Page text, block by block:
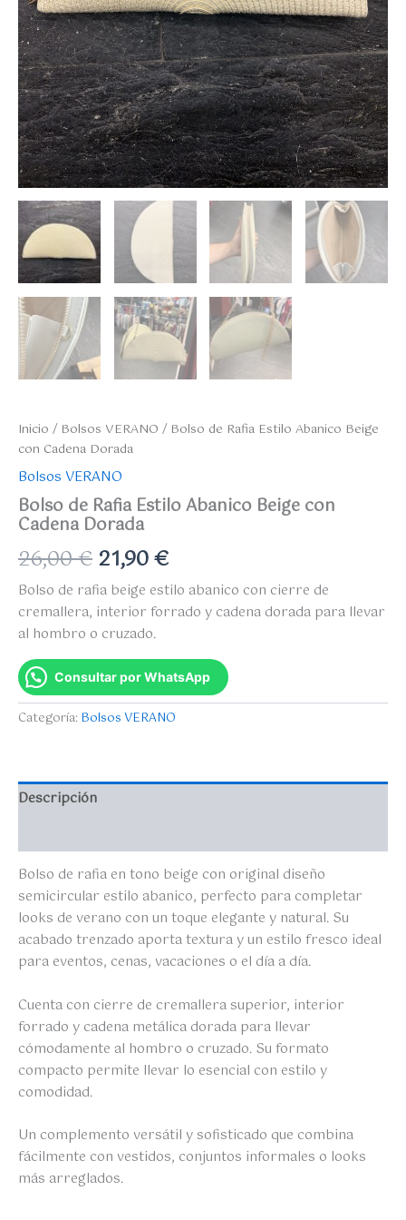
Inicio / Bolsos VERANO / Bolso de Rafia Estilo Abanico Beige
con Cadena Dorada
Bolsos VERANO
Bolso de Rafia Estilo Abanico Beige con
Cadena Dorada
26,00€21,90€
Bolso de rafia beige estilo abanico con cierre de
cremallera, interior forrado y cadena dorada para llevar
al hombro o cruzado.
Consultar por WhatsApp
Categoría: Bolsos VERANO
Descripción
Bolso de rafia en tono beige con original diseño
semicircular estilo abanico, perfecto para completar
looks de verano con un toque elegante y natural. Su
acabado trenzado aporta textura y un estilo fresco ideal
para eventos, cenas, vacaciones o el día a día.
Cuenta con cierre de cremallera superior, interior
forrado y cadena metálica dorada para llevar
cómodamente al hombro o cruzado. Su formato
compacto permite llevar lo esencial con estilo y
comodidad.
Un complemento versátil y sofisticado que combina
fácilmente con vestidos, conjuntos informales o looks
más arreglados.